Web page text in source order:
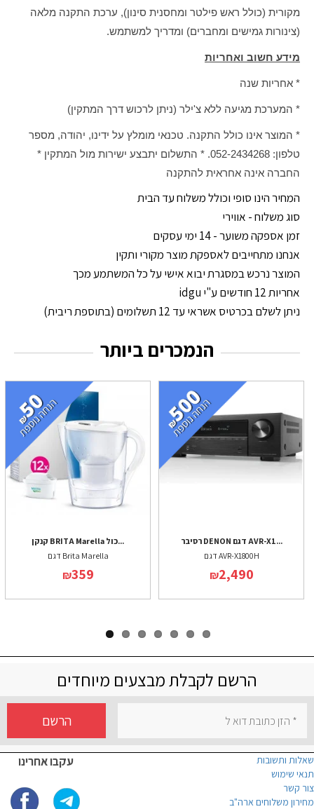
מקורית (כולל ראש פילטר ומחסנית סינון), ערכת התקנה מלאה
(צינורות גמישים ומחברים) ומדריך למשתמש.
מידע חשוב ואחריות
* אחריות שנה
* המערכת מגיעה ללא צ'ילר (ניתן לרכוש דרך המתקין)
* המוצר אינו כולל התקנה. טכנאי מומלץ על ידינו, יהודה, מספר
טלפון: 052-2434268. * התשלום יתבצע ישירות מול המתקין *
החברה אינה אחראית להתקנה
המחיר הינו סופי וכולל משלוח עד הבית
סוג משלוח - אווירי
זמן אספקה משוער - 14 ימי עסקים
אנחנו מתחייבים לאספקת מוצר מקורי ותקין
המוצר נרכש במסגרת יבוא אישי על כל המשתמע מכך
אחריות 12 חודשים ע"י idgu
ניתן לשלם בכרטיס אשראי עד 12 תשלומים (בתוספת ריבית)
הנמכרים ביותר
קנקן BRITA Marella כול...
דגם Brita Marella
₪359
רסיבר DENON דגם AVR-X1...
דגם AVR-X1800H
₪2,490
הרשם לקבלת מבצעים מיוחדים
הרשם
עקבו אחרינו
שאלות ותשובות
תנאי שימוש
צור קשר
מחירון משלוחים ארה"ב